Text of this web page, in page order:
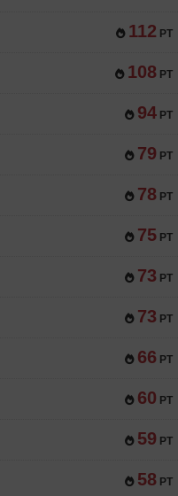
112 PT
108 PT
94 PT
79 PT
78 PT
75 PT
73 PT
73 PT
66 PT
60 PT
59 PT
58 PT